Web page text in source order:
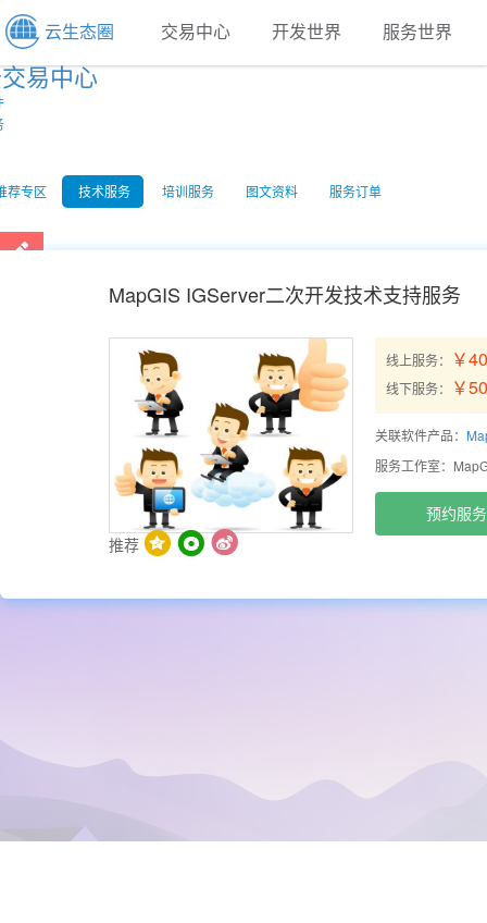
云生态圈 交易中心 开发世界 服务世界
易中心
荐专区 技术服务 培训服务 图文资料 服务订单
MapGIS IGServer二次开发技术支持服务
MapGIS IGServer二次开发技术支持服务
线上服务： ￥
线下服务： ￥
关联软件产品：
服务工作室：
预约服务
推荐